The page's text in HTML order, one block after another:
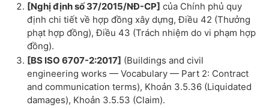
[Nghị định số 37/2015/NĐ-CP] của Chính phủ quy
định chi tiết về hợp đồng xây dựng, Điều 42 (Thưởng
phạt hợp đồng), Điều 43 (Trách nhiệm do vi phạm hợp
đồng).
[BS ISO 6707-2:2017] (Buildings and civil
engineering works — Vocabulary — Part 2: Contract
and communication terms), Khoản 3.5.36 (Liquidated
damages), Khoản 3.5.53 (Claim).